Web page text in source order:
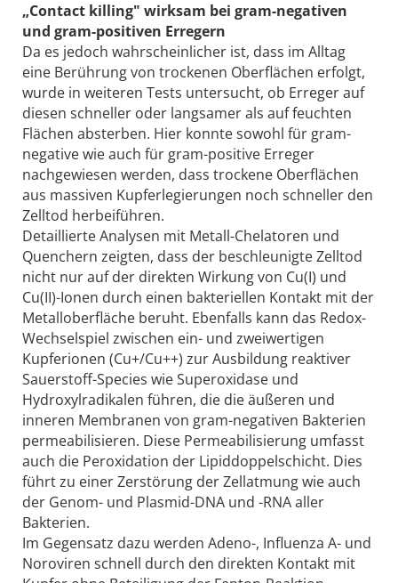
„Contact killing" wirksam bei gram-negativen
und gram-positiven Erregern
Da es jedoch wahrscheinlicher ist, dass im Alltag
eine Berührung von trockenen Oberflächen erfolgt,
wurde in weiteren Tests untersucht, ob Erreger auf
diesen schneller oder langsamer als auf feuchten
Flächen absterben. Hier konnte sowohl für gram-
negative wie auch für gram-positive Erreger
nachgewiesen werden, dass trockene Oberflächen
aus massiven Kupferlegierungen noch schneller den
Zelltod herbeiführen.
Detaillierte Analysen mit Metall-Chelatoren und
Quenchern zeigten, dass der beschleunigte Zelltod
nicht nur auf der direkten Wirkung von Cu(I) und
Cu(II)-Ionen durch einen bakteriellen Kontakt mit der
Metalloberfläche beruht. Ebenfalls kann das Redox-
Wechselspiel zwischen ein- und zweiwertigen
Kupferionen (Cu+/Cu++) zur Ausbildung reaktiver
Sauerstoff-Species wie Superoxidase und
Hydroxylradikalen führen, die die äußeren und
inneren Membranen von gram-negativen Bakterien
permeabilisieren. Diese Permeabilisierung umfasst
auch die Peroxidation der Lipiddoppelschicht. Dies
führt zu einer Zerstörung der Zellatmung wie auch
der Genom- und Plasmid-DNA und -RNA aller
Bakterien.
Im Gegensatz dazu werden Adeno-, Influenza A- und
Noroviren schnell durch den direkten Kontakt mit